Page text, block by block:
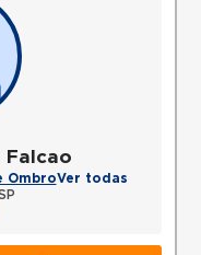
Falcao
OmbroVer todas